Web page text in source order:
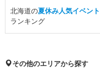
北海道の夏休み人気イベント
ランキング
その他のエリアから探す